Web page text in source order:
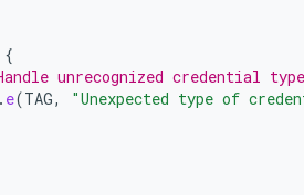
{
unrecognized credential
. e(TAG, "Unexpected type of